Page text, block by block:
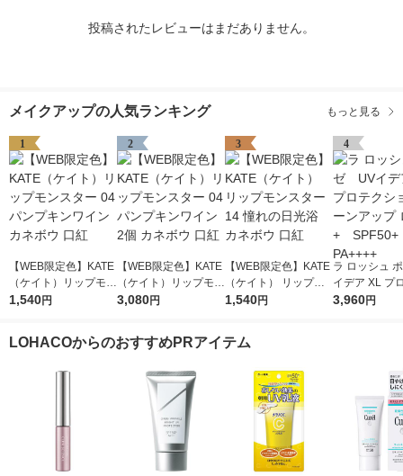
投稿されたレビューはまだありません。
メイクアップの人気ランキング もっと見る
1
【WEB限定色】KATE
（ケイト）リップモン
スター 04 パンプキン
1,540円
2
【WEB限定色】KATE
（ケイト）リップモン
スター 04 パンプキン
3,080円
3
【WEB限定色】KATE
（ケイト） リップモ
ンスター 14 憧れの日
1,540円
4
ラ ロッシュ
イデア XL プ
ョントーンア
3,960円
LOHACOからのおすすめPRアイテム